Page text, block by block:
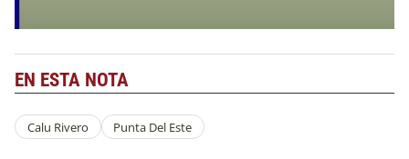
EN ESTA NOTA
Calu Rivero Punta Del Este